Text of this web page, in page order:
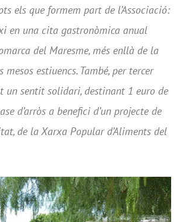
els que formem part de l’Associació:
en una cita gastronòmica anual
del Maresme, més enllà de la
estiuencs. També, per tercer
un sentit solidari, destinant 1 euro de
d’arròs a benefici d’un projecte de
de la Xarxa Popular d’Aliments del